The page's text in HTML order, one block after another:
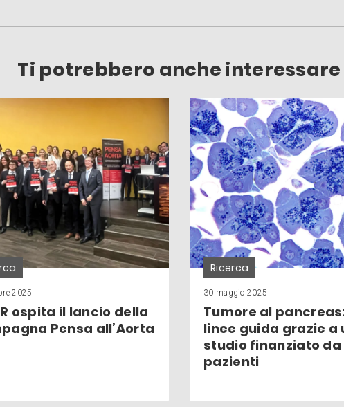
Ti potrebbero anche interessare
2025
ospita il lancio della
Pensa all’Aorta
Ricerca
30 maggio 2025
Tumore al
linee guida grazie a
studio finanziato da
pazienti